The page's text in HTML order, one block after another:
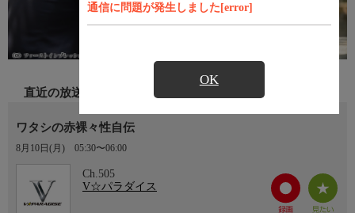
通信に問題が発生しました[error]
OK
直近の放送
ワタシの赤裸々性自伝
8月10日(月) 05:30〜06:00
Ch.505
V☆パラダイス